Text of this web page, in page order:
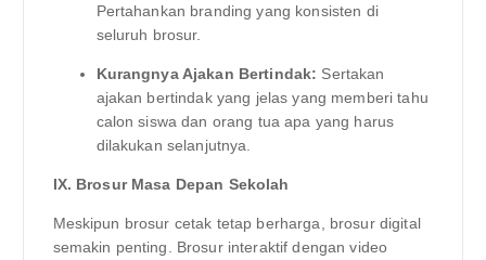
Pertahankan branding yang konsisten di
seluruh brosur.
Kurangnya Ajakan Bertindak: Sertakan
ajakan bertindak yang jelas yang memberi tahu
calon siswa dan orang tua apa yang harus
dilakukan selanjutnya.
IX. Brosur Masa Depan Sekolah
Meskipun brosur cetak tetap berharga, brosur digital
semakin penting. Brosur interaktif dengan video